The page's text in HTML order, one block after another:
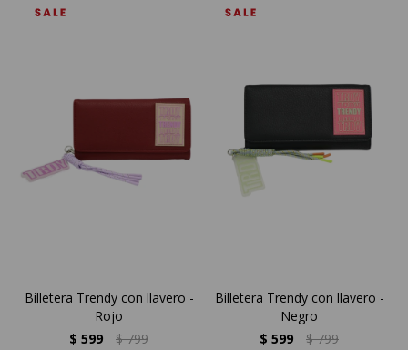
Billetera Trendy con llavero -
Rojo
$ 599 $ 799
Billetera Trendy con llavero -
Negro
$ 599 $ 799